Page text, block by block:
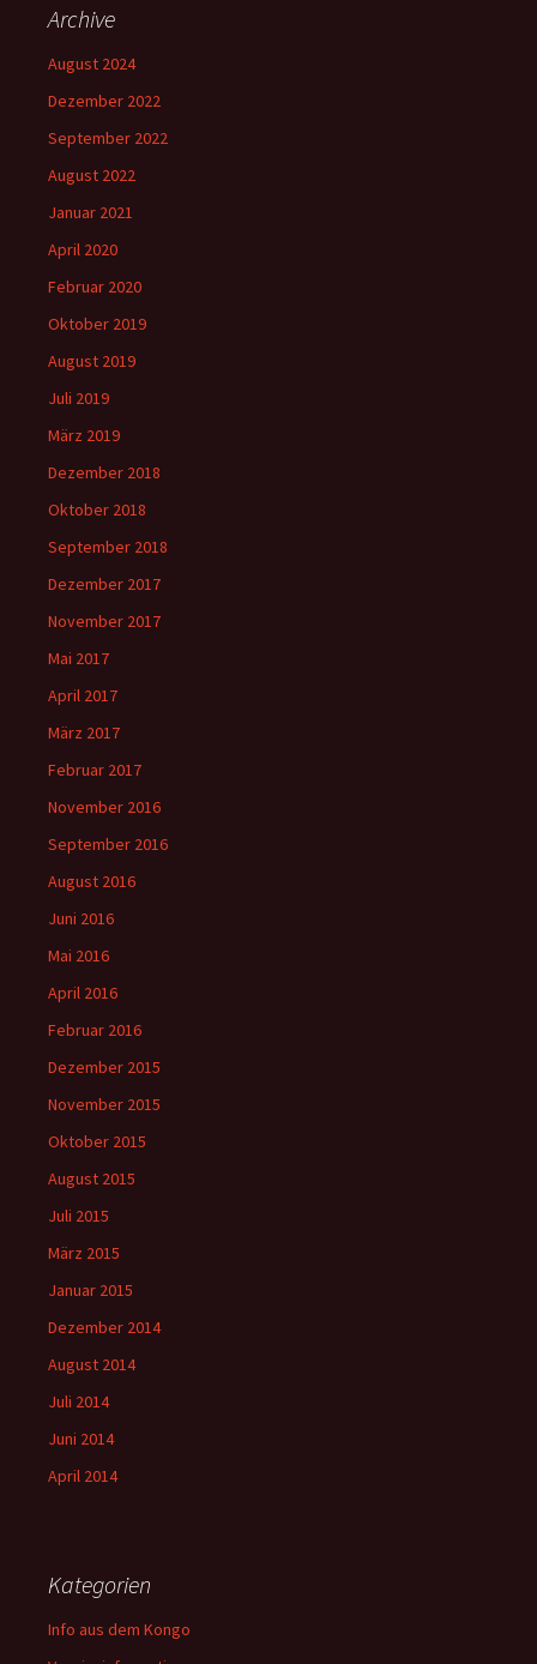
Archive
August 2024
Dezember 2022
September 2022
August 2022
Januar 2021
April 2020
Februar 2020
Oktober 2019
August 2019
Juli 2019
März 2019
Dezember 2018
Oktober 2018
September 2018
Dezember 2017
November 2017
Mai 2017
April 2017
März 2017
Februar 2017
November 2016
September 2016
August 2016
Juni 2016
Mai 2016
April 2016
Februar 2016
Dezember 2015
November 2015
Oktober 2015
August 2015
Juli 2015
März 2015
Januar 2015
Dezember 2014
August 2014
Juli 2014
Juni 2014
April 2014
Kategorien
Info aus dem Kongo